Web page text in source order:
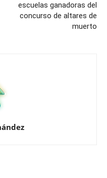
escuelas ganadoras del
concurso de altares de
muerto